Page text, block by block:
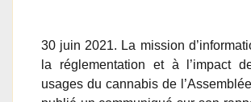
30 juin 2021. La mission
la réglementation et à l’impact
usages du cannabis de